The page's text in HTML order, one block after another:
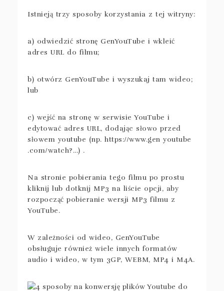
Istnieją trzy sposoby korzystania z tej witryny:
a) odwiedzić stronę GenYouTube i wkleić
adres URL do filmu;
b) otwórz GenYouTube i wyszukaj tam wideo;
lub
c) wejść na stronę w serwisie YouTube i
edytować adres URL, dodając słowo przed
słowem youtube (np. https://www.gen youtube
.com/watch?…) .
Na stronie pobierania tego filmu po prostu
kliknij lub dotknij MP3 na liście opcji, aby
rozpocząć pobieranie wersji MP3 filmu z
YouTube.
W zależności od wideo, GenYouTube
obsługuje również wiele innych formatów
audio i wideo, w tym 3GP, WEBM, MP4 i M4A.